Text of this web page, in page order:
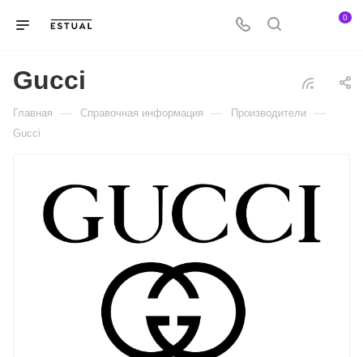
0
Gucci
Главная — Справочная информация — Производители —
Gucci